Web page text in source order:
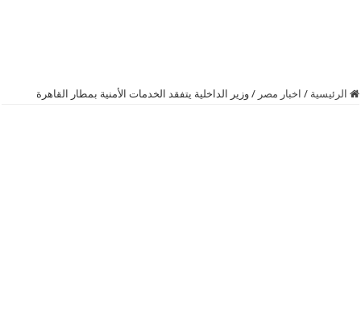
الرئيسية / اخبار مصر / وزير الداخلية يتفقد الخدمات الأمنية بمطار القاهرة